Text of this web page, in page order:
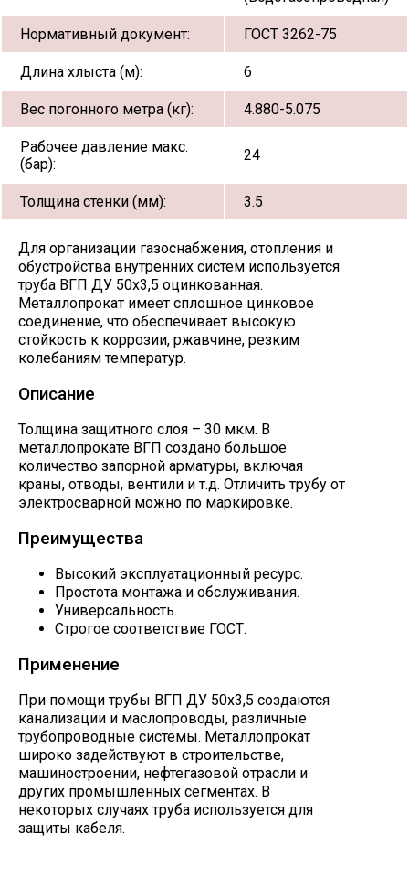
Нормативный документ: ГОСТ 3262-75
Длина хлыста (м): 6
Вес погонного метра (кг): 4.880-5.075
Рабочее давление макс.
(бар):
24
Толщина стенки (мм): 3.5
Для организации газоснабжения, отопления и
обустройства внутренних систем используется
труба ВГП ДУ 50х3,5 оцинкованная.
Металлопрокат имеет сплошное цинковое
соединение, что обеспечивает высокую
стойкость к коррозии, ржавчине, резким
колебаниям температур.
Описание
Толщина защитного слоя – 30 мкм. В
металлопрокате ВГП создано большое
количество запорной арматуры, включая
краны, отводы, вентили и т.д. Отличить трубу от
электросварной можно по маркировке.
Преимущества
Высокий эксплуатационный ресурс.
Простота монтажа и обслуживания.
Универсальность.
Строгое соответствие ГОСТ.
Применение
При помощи трубы ВГП ДУ 50х3,5 создаются
канализации и маслопроводы, различные
трубопроводные системы. Металлопрокат
широко задействуют в строительстве,
машиностроении, нефтегазовой отрасли и
других промышленных сегментах. В
некоторых случаях труба используется для
защиты кабеля.